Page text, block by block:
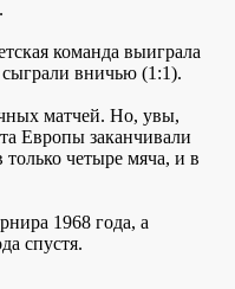
команда выиграла
вничью (1:1).
матчей. Но, увы,
Европы заканчивали
четыре мяча, и в
1968 года, а
спустя.